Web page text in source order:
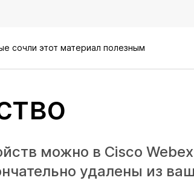
сочли этот материал полезным
можно в Cisco
удалены из